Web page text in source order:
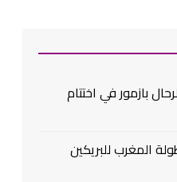
بازمور في اختتام
المغرب للبريكين